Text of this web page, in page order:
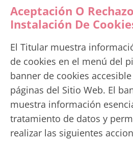
Aceptación O
Instalación De
El Titular muestra
de cookies en el menú del
banner de cookies
páginas del Sitio Web. El
muestra información
tratamiento de datos y
realizar las siguientes